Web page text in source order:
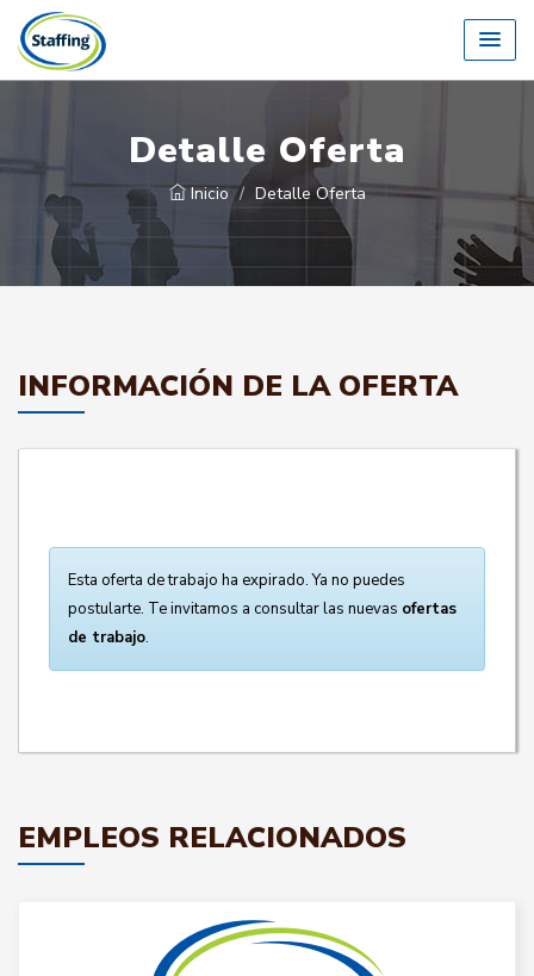
Detalle Oferta
Inicio Detalle Oferta
INFORMACIÓN DE LA OFERTA
Esta oferta de trabajo ha expirado. Ya no puedes
postularte. Te invitamos a consultar las nuevas ofertas
de trabajo.
EMPLEOS RELACIONADOS